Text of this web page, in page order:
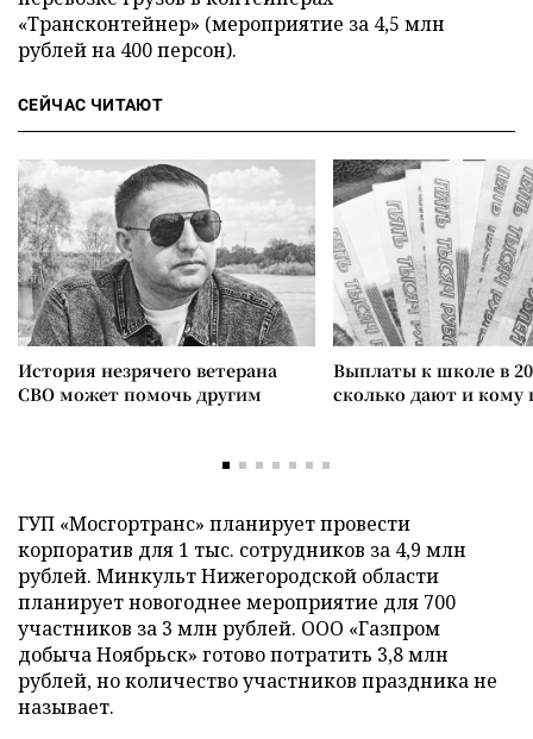
«Трансконтейнер» (мероприятие за 4,5 млн
рублей на 400 персон).
СЕЙЧАС ЧИТАЮТ
История незрячего ветерана
СВО может помочь другим
Выплаты к школе в
сколько дают и
ГУП «Мосгортранс» планирует провести
корпоратив для 1 тыс. сотрудников за 4,9 млн
рублей. Минкульт Нижегородской области
планирует новогоднее мероприятие для 700
участников за 3 млн рублей. ООО «Газпром
добыча Ноябрьск» готово потратить 3,8 млн
рублей, но количество участников праздника не
называет.